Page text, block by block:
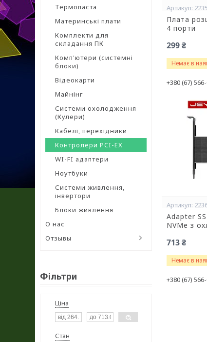
Термопаста
Материнські плати
Комплекти для
складання ПК
Комп'ютери (системні
блоки)
Відеокарти
Майнінг
Системи охолодження
(Кулери)
Кабелі, перехідники
Контролери PCI-EX
WI-FI адаптери
Ноутбуки
Системи живлення,
інвертори
Блоки живлення
О нас
Отзывы
Фільтри
Ціна
Стан
Плата
4 порти
299 ₴
Немає в
+380 (67)
Adapter
NVMe з
713 ₴
Немає в
+380 (67)